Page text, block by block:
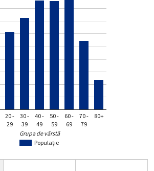
Populație
20 -
29
30 -
39
40 -
49
50 -
59
60 -
69
70 -
79
80+
Grupa de vârstă